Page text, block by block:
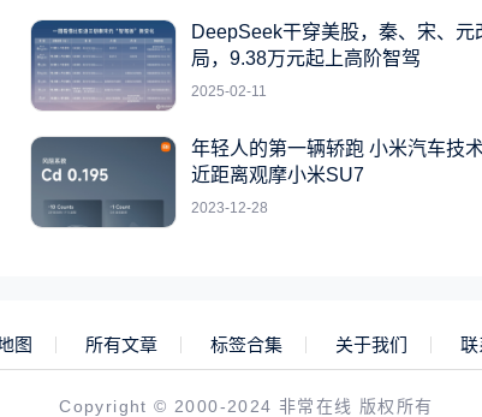
DeepSeek干穿美股，秦、宋、元
局，9.38万元起上高阶智驾
2025-02-11
年轻人的第一辆轿跑 小米汽车技
近距离观摩小米SU7
2023-12-28
图 所有文章 标签合集 关于我们 联
Copyright © 2000-2024 非常在线 版权所有